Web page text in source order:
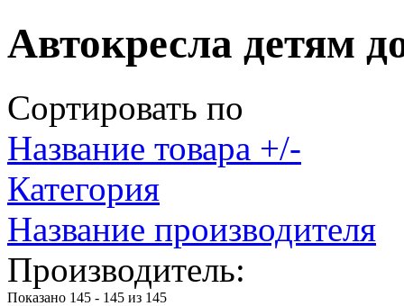
Автокресла детям
Сортировать по
Название товара +/-
Категория
Название производителя
Производитель:
Показано 145 - 145 из 145